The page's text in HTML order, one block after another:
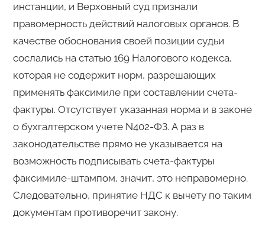
инстанции, и Верховный суд признали
правомерность действий налоговых органов. В
качестве обоснования своей позиции судьи
сослались на статью 169 Налогового кодекса,
которая не содержит норм, разрешающих
применять факсимиле при составлении счета-
фактуры. Отсутствует указанная норма и в законе
о бухгалтерском учете N402-ФЗ. А раз в
законодательстве прямо не указывается на
возможность подписывать счета-фактуры
факсимиле-штампом, значит, это неправомерно.
Следовательно, принятие НДС к вычету по таким
документам противоречит закону.